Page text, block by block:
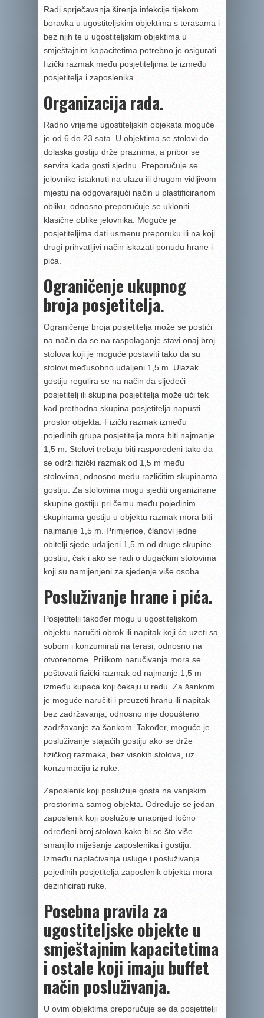
Radi sprječavanja širenja infekcije tijekom
boravka u ugostiteljskim objektima s terasama i
bez njih te u ugostiteljskim objektima u
smještajnim kapacitetima potrebno je osigurati
fizički razmak među posjetiteljima te između
posjetitelja i zaposlenika.
Organizacija rada.
Radno vrijeme ugostiteljskih objekata moguće
je od 6 do 23 sata. U objektima se stolovi do
dolaska gostiju drže praznima, a pribor se
servira kada gosti sjednu. Preporučuje se
jelovnike istaknuti na ulazu ili drugom vidljivom
mjestu na odgovarajući način u plastificiranom
obliku, odnosno preporučuje se ukloniti
klasične oblike jelovnika. Moguće je
posjetiteljima dati usmenu preporuku ili na koji
drugi prihvatljivi način iskazati ponudu hrane i
pića.
Ograničenje ukupnog
broja posjetitelja.
Ograničenje broja posjetitelja može se postići
na način da se na raspolaganje stavi onaj broj
stolova koji je moguće postaviti tako da su
stolovi međusobno udaljeni 1,5 m. Ulazak
gostiju regulira se na način da sljedeći
posjetitelj ili skupina posjetitelja može ući tek
kad prethodna skupina posjetitelja napusti
prostor objekta. Fizički razmak između
pojedinih grupa posjetitelja mora biti najmanje
1,5 m. Stolovi trebaju biti raspoređeni tako da
se održi fizički razmak od 1,5 m među
stolovima, odnosno među različitim skupinama
gostiju. Za stolovima mogu sjediti organizirane
skupine gostiju pri čemu među pojedinim
skupinama gostiju u objektu razmak mora biti
najmanje 1,5 m. Primjerice, članovi jedne
obitelji sjede udaljeni 1,5 m od druge skupine
gostiju, čak i ako se radi o dugačkim stolovima
koji su namijenjeni za sjedenje više osoba.
Posluživanje hrane i pića.
Posjetitelji također mogu u ugostiteljskom
objektu naručiti obrok ili napitak koji će uzeti sa
sobom i konzumirati na terasi, odnosno na
otvorenome. Prilikom naručivanja mora se
poštovati fizički razmak od najmanje 1,5 m
između kupaca koji čekaju u redu. Za šankom
je moguće naručiti i preuzeti hranu ili napitak
bez zadržavanja, odnosno nije dopušteno
zadržavanje za šankom. Također, moguće je
posluživanje stajaćih gostiju ako se drže
fizičkog razmaka, bez visokih stolova, uz
konzumaciju iz ruke.
Zaposlenik koji poslužuje gosta na vanjskim
prostorima samog objekta. Određuje se jedan
zaposlenik koji poslužuje unaprijed točno
određeni broj stolova kako bi se što više
smanjilo miješanje zaposlenika i gostiju.
Između naplaćivanja usluge i posluživanja
pojedinih posjetitelja zaposlenik objekta mora
dezinficirati ruke.
Posebna pravila za
ugostiteljske objekte u
smještajnim kapacitetima
i ostale koji imaju buffet
način posluživanja.
U ovim objektima preporučuje se da posjetitelji